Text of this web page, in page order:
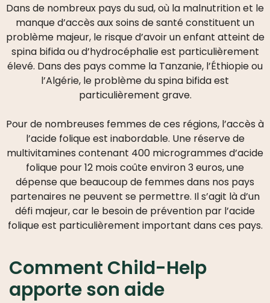
Dans de nombreux pays du sud, où la malnutrition et le
manque d’accès aux soins de santé constituent un
problème majeur, le risque d’avoir un enfant atteint de
spina bifida ou d’hydrocéphalie est particulièrement
élevé. Dans des pays comme la Tanzanie, l’Éthiopie ou
l’Algérie, le problème du spina bifida est
particulièrement grave.
Pour de nombreuses femmes de ces régions, l’accès à
l’acide folique est inabordable. Une réserve de
multivitamines contenant 400 microgrammes d’acide
folique pour 12 mois coûte environ 3 euros, une
dépense que beaucoup de femmes dans nos pays
partenaires ne peuvent se permettre. Il s’agit là d’un
défi majeur, car le besoin de prévention par l’acide
folique est particulièrement important dans ces pays.
Comment Child-Help
apporte son aide